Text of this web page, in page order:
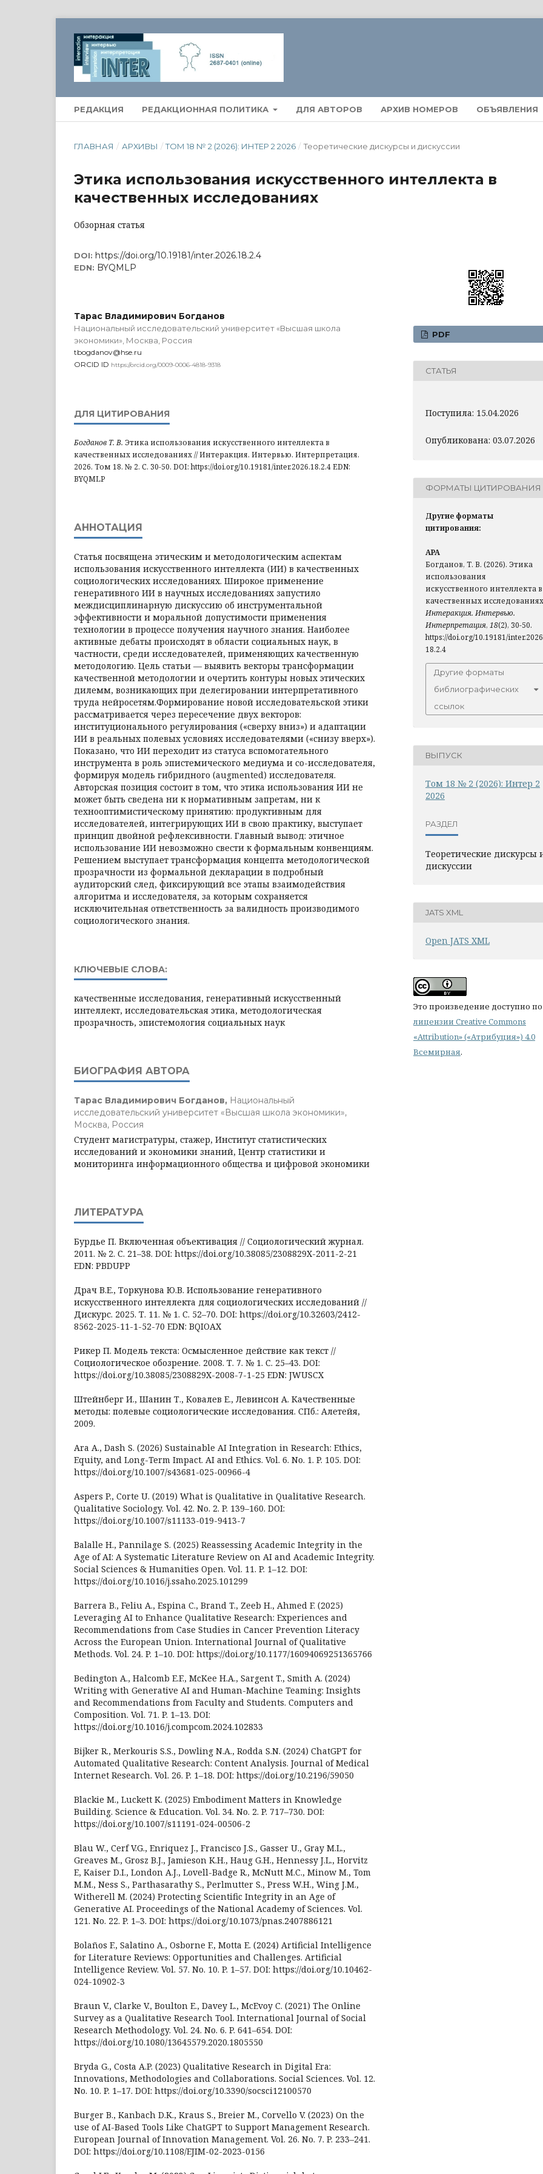
РЕДАКЦИЯ РЕДАКЦИОННАЯ ПОЛИТИКА ДЛЯ АВТОРОВ АРХИВ НОМЕРОВ ОБЪЯВЛЕНИЯ
ГЛАВНАЯ / АРХИВЫ / ТОМ 18 № 2 (2026): ИНТЕР 2 2026 / Теоретические дискурсы и дискуссии
Этика использования искусственного интеллекта в
качественных исследованиях
Обзорная статья
DOI: https://doi.org/10.19181/inter.2026.18.2.4
EDN: BYQMLP
Тарас Владимирович Богданов
Национальный исследовательский университет «Высшая школа
экономики», Москва, Россия
tbogdanov@hse.ru
ORCID ID https://orcid.org/0009-0006-4818-9318
ДЛЯ ЦИТИРОВАНИЯ
Богданов Т. В. Этика использования искусственного интеллекта в
качественных исследованиях // Интеракция. Интервью. Интерпретация.
2026. Том 18. № 2. С. 30-50. DOI: https://doi.org/10.19181/inter.2026.18.2.4 EDN:
BYQMLP
АННОТАЦИЯ
Статья посвящена этическим и методологическим аспектам
использования искусственного интеллекта (ИИ) в качественных
социологических исследованиях. Широкое применение
генеративного ИИ в научных исследованиях запустило
междисциплинарную дискуссию об инструментальной
эффективности и моральной допустимости применения
технологии в процессе получения научного знания. Наиболее
активные дебаты происходят в области социальных наук, в
частности, среди исследователей, применяющих качественную
методологию. Цель статьи — выявить векторы трансформации
качественной методологии и очертить контуры новых этических
дилемм, возникающих при делегировании интерпретативного
труда нейросетям.Формирование новой исследовательской этики
рассматривается через пересечение двух векторов:
институционального регулирования («сверху вниз») и адаптации
ИИ в реальных полевых условиях исследователями («снизу вверх»).
Показано, что ИИ переходит из статуса вспомогательного
инструмента в роль эпистемического медиума и со-исследователя,
формируя модель гибридного (augmented) исследователя.
Авторская позиция состоит в том, что этика использования ИИ не
может быть сведена ни к нормативным запретам, ни к
технооптимистическому принятию: продуктивным для
исследователей, интегрирующих ИИ в свою практику, выступает
принцип двойной рефлексивности. Главный вывод: этичное
использование ИИ невозможно свести к формальным конвенциям.
Решением выступает трансформация концепта методологической
прозрачности из формальной декларации в подробный
аудиторский след, фиксирующий все этапы взаимодействия
алгоритма и исследователя, за которым сохраняется
исключительная ответственность за валидность производимого
социологического знания.
КЛЮЧЕВЫЕ СЛОВА:
качественные исследования, генеративный искусственный
интеллект, исследовательская этика, методологическая
прозрачность, эпистемология социальных наук
БИОГРАФИЯ АВТОРА
Тарас Владимирович Богданов, Национальный
исследовательский университет «Высшая школа экономики»,
Москва, Россия
Студент магистратуры, стажер, Институт статистических
исследований и экономики знаний, Центр статистики и
мониторинга информационного общества и цифровой экономики
ЛИТЕРАТУРА
Бурдье П. Включенная объективация // Социологический журнал.
2011. № 2. С. 21–38. DOI: https://doi.org/10.38085/2308829X-2011-2-21
EDN: PBDUPP
Драч В.Е., Торкунова Ю.В. Использование генеративного
искусственного интеллекта для социологических исследований //
Дискурс. 2025. Т. 11. № 1. С. 52–70. DOI: https://doi.org/10.32603/2412-
8562-2025-11-1-52-70 EDN: BQIOAX
Рикер П. Модель текста: Осмысленное действие как текст //
Социологическое обозрение. 2008. Т. 7. № 1. С. 25–43. DOI:
https://doi.org/10.38085/2308829X-2008-7-1-25 EDN: JWUSCX
Штейнберг И., Шанин Т., Ковалев Е., Левинсон А. Качественные
методы: полевые социологические исследования. СПб.: Алетейя,
2009.
Ara A., Dash S. (2026) Sustainable AI Integration in Research: Ethics,
Equity, and Long-Term Impact. AI and Ethics. Vol. 6. No. 1. P. 105. DOI:
https://doi.org/10.1007/s43681-025-00966-4
Aspers P., Corte U. (2019) What is Qualitative in Qualitative Research.
Qualitative Sociology. Vol. 42. No. 2. P. 139–160. DOI:
https://doi.org/10.1007/s11133-019-9413-7
Balalle H., Pannilage S. (2025) Reassessing Academic Integrity in the
Age of AI: A Systematic Literature Review on AI and Academic Integrity.
Social Sciences & Humanities Open. Vol. 11. P. 1–12. DOI:
https://doi.org/10.1016/j.ssaho.2025.101299
Barrera B., Feliu A., Espina C., Brand T., Zeeb H., Ahmed F. (2025)
Leveraging AI to Enhance Qualitative Research: Experiences and
Recommendations from Case Studies in Cancer Prevention Literacy
Across the European Union. International Journal of Qualitative
Methods. Vol. 24. P. 1–10. DOI: https://doi.org/10.1177/16094069251365766
Bedington A., Halcomb E.F., McKee H.A., Sargent T., Smith A. (2024)
Writing with Generative AI and Human-Machine Teaming: Insights
and Recommendations from Faculty and Students. Computers and
Composition. Vol. 71. P. 1–13. DOI:
https://doi.org/10.1016/j.compcom.2024.102833
Bijker R., Merkouris S.S., Dowling N.A., Rodda S.N. (2024) ChatGPT for
Automated Qualitative Research: Content Analysis. Journal of Medical
Internet Research. Vol. 26. P. 1–18. DOI: https://doi.org/10.2196/59050
Blackie M., Luckett K. (2025) Embodiment Matters in Knowledge
Building. Science & Education. Vol. 34. No. 2. P. 717–730. DOI:
https://doi.org/10.1007/s11191-024-00506-2
Blau W., Cerf V.G., Enriquez J., Francisco J.S., Gasser U., Gray M.L.,
Greaves M., Grosz B.J., Jamieson K.H., Haug G.H., Hennessy J.L., Horvitz
E, Kaiser D.I., London A.J., Lovell-Badge R., McNutt M.C., Minow M., Tom
M.M., Ness S., Parthasarathy S., Perlmutter S., Press W.H., Wing J.M.,
Witherell M. (2024) Protecting Scientific Integrity in an Age of
Generative AI. Proceedings of the National Academy of Sciences. Vol.
121. No. 22. P. 1–3. DOI: https://doi.org/10.1073/pnas.2407886121
Bolaños F., Salatino A., Osborne F., Motta E. (2024) Artificial Intelligence
for Literature Reviews: Opportunities and Challenges. Artificial
Intelligence Review. Vol. 57. No. 10. P. 1–57. DOI: https://doi.org/10.10462-
024-10902-3
Braun V., Clarke V., Boulton E., Davey L., McEvoy C. (2021) The Online
Survey as a Qualitative Research Tool. International Journal of Social
Research Methodology. Vol. 24. No. 6. P. 641–654. DOI:
https://doi.org/10.1080/13645579.2020.1805550
Bryda G., Costa A.P. (2023) Qualitative Research in Digital Era:
Innovations, Methodologies and Collaborations. Social Sciences. Vol. 12.
No. 10. P. 1–17. DOI: https://doi.org/10.3390/socsci12100570
Burger B., Kanbach D.K., Kraus S., Breier M., Corvello V. (2023) On the
use of AI-Based Tools Like ChatGPT to Support Management Research.
European Journal of Innovation Management. Vol. 26. No. 7. P. 233–241.
DOI: https://doi.org/10.1108/EJIM-02-2023-0156
PDF
СТАТЬЯ
Поступила: 15.04.2026
Опубликована: 03.07.2026
ФОРМАТЫ ЦИТИРОВАНИЯ
Другие форматы
цитирования:
APA
Богданов, Т. В. (2026). Этика
использования
искусственного интеллекта в
качественных
Интеракция. Интервью.
Интерпретация, 18(2), 30-50.
https://doi.org/10.19181/
18.2.4
Другие форматы
библиографических
ссылок
ВЫПУСК
Том 18 № 2 (2026): Интер 2
2026
РАЗДЕЛ
Теоретические дискурсы
дискуссии
JATS XML
Open JATS XML
Это произведение доступно по
лицензии Creative Commons
«Attribution» («Атрибуция») 4.0
Всемирная.